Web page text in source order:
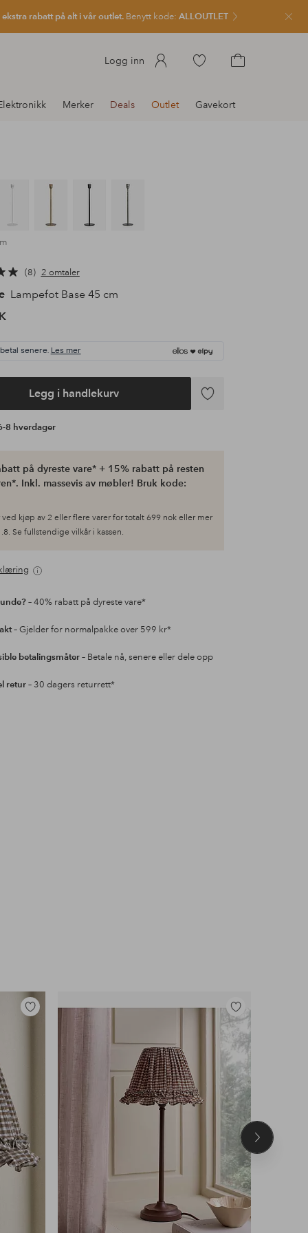
ekstra rabatt på alt i vår outlet. Benytt kode: ALLOUTLET Lukk
Logg inn
Gå
produkterhandlekurven
Merker Deals Outlet Gavekort
8 2 omtaler
Lampefot Base 45 cm
betal senere. Les mer
Legg i handlekurv
Legg
8 hverdager
på dyreste vare* + 15% rabatt på resten
Inkl. massevis av møbler! Bruk kode:
kjøp av 2 eller flere varer for totalt 699 nok eller mer
Se fullstendige vilkår i kassen.
– 40% rabatt på dyreste vare*
– Gjelder for normalpakke over 599 kr*
betalingsmåter– Betale nå, senere eller dele opp
retur– 30 dagers returrett*
Legg
Legg
til
favoritter
Neste